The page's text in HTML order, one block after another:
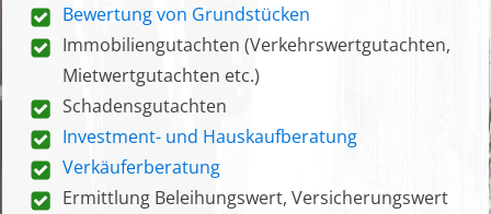
Bewertung von Grundstücken
Immobiliengutachten (Verkehrswertgutachten,
Mietwertgutachten etc.)
Schadensgutachten
Investment- und Hauskaufberatung
Verkäuferberatung
Ermittlung Beleihungswert, Versicherungswert